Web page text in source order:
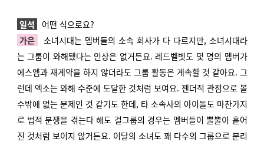
일석
어떤 식으로요?
가은
소녀시대는 멤버들의 소속 회사가 다 다르지만, 소녀시대라
는 그룹이 와해됐다는 인상은 없거든요. 레드벨벳도 몇 명의 멤버가
에스엠과 재계약을 하지 않더라도 그룹 활동은 계속할 것 같아요. 그
런데 엑소는 와해 수준에 도달한 것처럼 보여요. 젠더적 관점으로 볼
수밖에 없는 문제인 것 같기도 한데, 타 소속사의 아이돌도 마찬가지
로 법적 분쟁을 겪는다 해도 걸그룹의 경우는 멤버들이 뿔뿔이 흩어
진 것처럼 보이지 않거든요. 이달의 소녀도 꽤 다수의 그룹으로 분리